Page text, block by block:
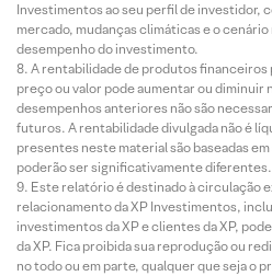
Investimentos ao seu perfil de investidor,
mercado, mudanças climáticas e o
desempenho do investimento.
A rentabilidade de produtos financeiros
preço ou valor pode aumentar ou diminuir
desempenhos anteriores não são
futuros. A rentabilidade divulgada não é
presentes neste material são baseadas
poderão ser significativamente diferentes.
Este relatório é destinado à circulação
relacionamento da XP Investimentos,
investimentos da XP e clientes da XP,
da XP. Fica proibida sua reprodução ou
no todo ou em parte, qualquer que seja o